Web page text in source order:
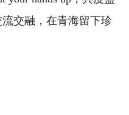
交融，在青海留下珍